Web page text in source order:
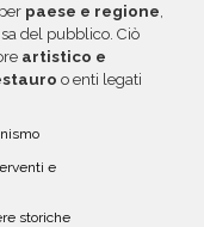
paese e regione
del pubblico. Ciò
artistico e
o enti legati
e
storiche